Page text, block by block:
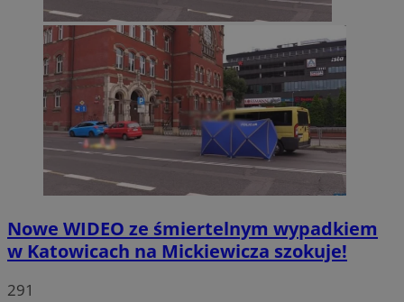
Nowe WIDEO ze śmiertelnym wypadkiem
w Katowicach na Mickiewicza szokuje!
291